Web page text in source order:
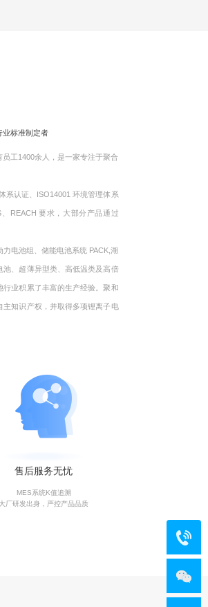
业标准制定者
工1400余人，是一家专注于聚合
认证、ISO14001 环境管理体系
REACH 要求，大部分产品通过
电池组、储能电池系统 PACK,湖
、超薄异型类、高低温类及高倍
业积累了丰富的生产经验。聚和
知识产权，并取得多项锂离子电
售后服务无忧
MES系统K值追溯
大厂研发出身，严控产品品质